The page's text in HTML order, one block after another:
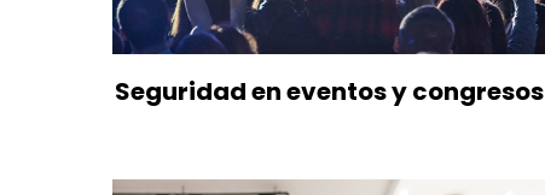
Seguridad en eventos y congresos